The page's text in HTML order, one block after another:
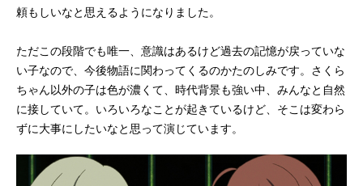
頼もしいなと思えるようになりました。
ただこの段階でも唯一、意識はあるけど過去の記憶が戻っていな
い子なので、今後物語に関わってくるのかたのしみです。さくら
ちゃん以外の子は色が濃くて、時代背景も強い中、みんなと自然
に接していて。いろいろなことが起きているけど、そこは変わら
ずに大事にしたいなと思って演じています。